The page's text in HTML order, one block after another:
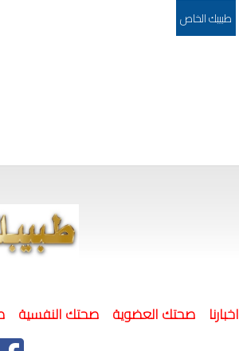
طبيبك الخاص
اخبارنا صحتك العضوية صحتك النفسية